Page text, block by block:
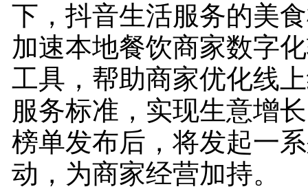
下，抖音生活服务的美
加速本地餐饮商家数字
工具，帮助商家优化线
服务标准，实现生意增
榜单发布后，将发起一
动，为商家经营加持。